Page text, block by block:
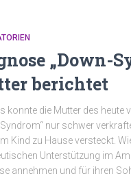
„Down-
berichtet
konnte die Mutter des heute
nur schwer
Kind zu Hause versteckt.
Unterstützung im
annehmen und für ihren